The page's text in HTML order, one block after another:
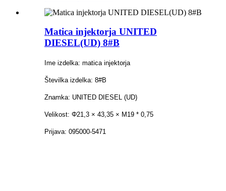
Matica injektorja UNITED
DIESEL(UD) 8#B
Ime izdelka: matica injektorja
Številka izdelka: 8#B
Znamka: UNITED DIESEL (UD)
Velikost: Φ21,3 × 43,35 × M19 * 0,75
Prijava: 095000-5471